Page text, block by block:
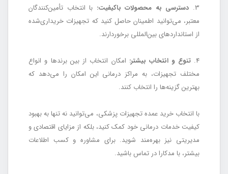
3. دسترسی به محصولات باکیفیت: با انتخاب تأمین‌کنندگان
معتبر، می‌توانید اطمینان حاصل کنید که تجهیزات خریداری‌شده
از استانداردهای بین‌المللی برخوردارند.
4. تنوع و انتخاب بیشتر: امکان انتخاب از بین برندها و انواع
مختلف تجهیزات، به مراکز درمانی این امکان را می‌دهد که
بهترین گزینه‌ها را انتخاب کنند.
با انتخاب خرید عمده تجهیزات پزشکی، می‌توانید نه تنها به بهبود
کیفیت خدمات درمانی خود کمک کنید، بلکه از مزایای اقتصادی و
مدیریتی نیز بهره‌مند شوید. برای مشاوره و کسب اطلاعات
بیشتر، با مدکارا در تماس باشید.